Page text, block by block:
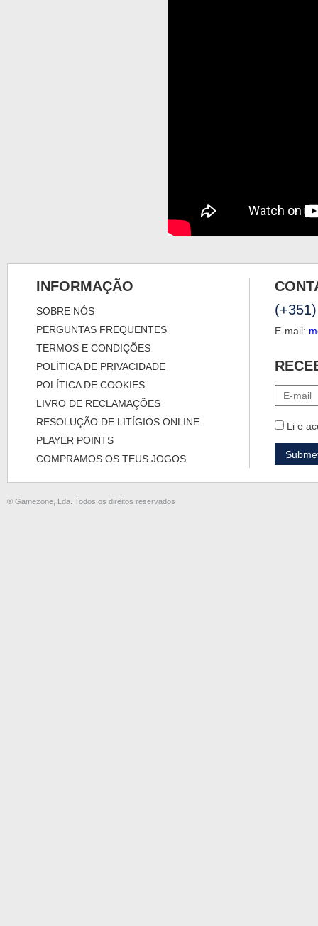
INFORMAÇÃO
SOBRE NÓS
PERGUNTAS FREQUENTES
TERMOS E CONDIÇÕES
POLÍTICA DE PRIVACIDADE
POLÍTICA DE COOKIES
LIVRO DE RECLAMAÇÕES
RESOLUÇÃO DE LITÍGIOS ONLINE
PLAYER POINTS
COMPRAMOS OS TEUS JOGOS
E-mail:
Li e
® Gamezone, Lda. Todos os direitos reservados